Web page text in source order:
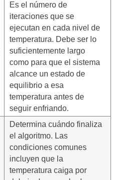
Es el número de
iteraciones que se
ejecutan en cada nivel de
temperatura. Debe ser lo
suficientemente largo
como para que el sistema
alcance un estado de
equilibrio a esa
temperatura antes de
seguir enfriando.
Determina cuándo finaliza
el algoritmo. Las
condiciones comunes
incluyen que la
temperatura caiga por